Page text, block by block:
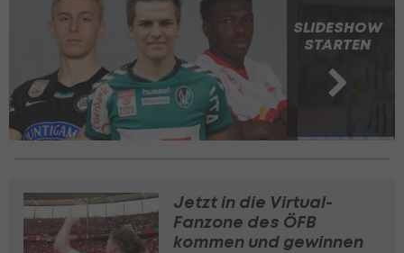
SLIDESHOW
STARTEN
Jetzt in die Virtual-
Fanzone des ÖFB
kommen und gewinnen